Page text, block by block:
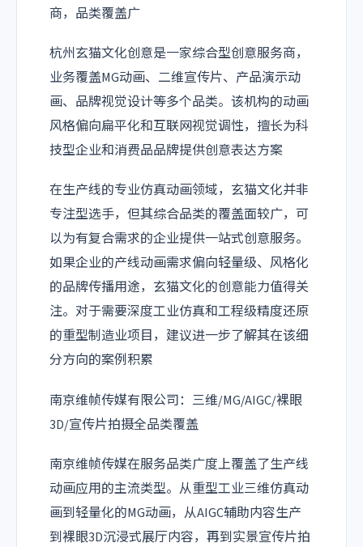
商，品类覆盖广
杭州玄猫文化创意是一家综合型创意服务商，
业务覆盖MG动画、二维宣传片、产品演示动
画、品牌视觉设计等多个品类。该机构的动画
风格偏向扁平化和互联网视觉调性，擅长为科
技型企业和消费品品牌提供创意表达方案
在生产线的专业仿真动画领域，玄猫文化并非
专注型选手，但其综合品类的覆盖面较广，可
以为有复合需求的企业提供一站式创意服务。
如果企业的产线动画需求偏向轻量级、风格化
的品牌传播用途，玄猫文化的创意能力值得关
注。对于需要深度工业仿真和工程级精度还原
的重型制造业项目，建议进一步了解其在该细
分方向的案例积累
南京维帧传媒有限公司：三维/MG/AIGC/裸眼
3D/宣传片拍摄全品类覆盖
南京维帧传媒在服务品类广度上覆盖了生产线
动画应用的主流类型。从重型工业三维仿真动
画到轻量化的MG动画，从AIGC辅助内容生产
到裸眼3D沉浸式展厅内容，再到实景宣传片拍